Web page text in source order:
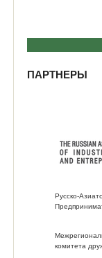
ПАРТНЕРЫ
Русско-
комитета